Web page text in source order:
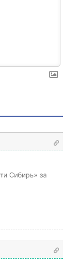
Сибирь» за